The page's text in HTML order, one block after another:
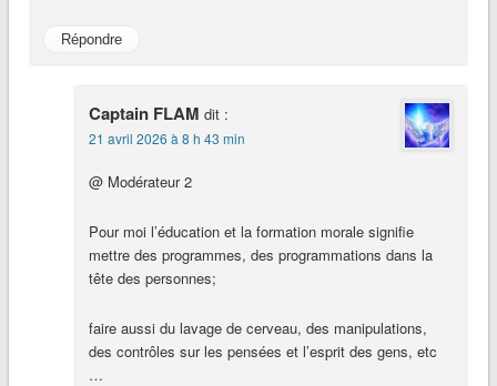
Répondre
Captain FLAM dit :
21 avril 2026 à 8 h 43 min
@ Modérateur 2
Pour moi l’éducation et la formation morale signifie
mettre des programmes, des programmations dans la
tête des personnes;
faire aussi du lavage de cerveau, des manipulations,
des contrôles sur les pensées et l’esprit des gens, etc
…